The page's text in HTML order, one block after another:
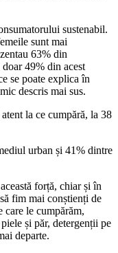
sustenabil.
sunt mai
63% din
49% din acest
se poate explica în
descris mai sus.
la ce cumpără, la 38
urban și 41% dintre
forță, chiar și în
fim mai conștienți de
care le cumpărăm,
și păr, detergenții pe
departe.